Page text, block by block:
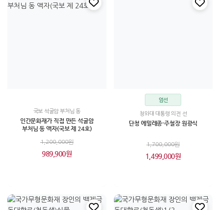
국보 석굴암 부처님 동
인간문화재가 직접 만든 석굴암
부처님 동 액자(국보 제 24호)
1,200,000원
989,900원
엄선
청와대 대통령 의전 선
단청 에밀레종-주철장 원광식
1,700,000원
1,499,000원